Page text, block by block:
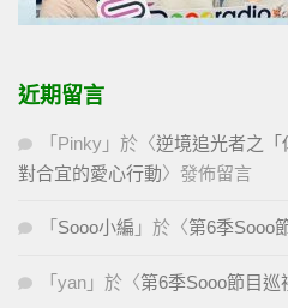
近期留言
「 Pinky 」於〈逆境追光者之「
對合宜的愛心行動〉發佈留言
「 Sooo小編 」於〈第6季Sooo
「 yan 」於〈第6季Sooo節目巡